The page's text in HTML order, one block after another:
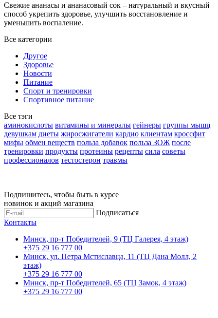
Свежие ананасы и ананасовый сок – натуральный и вкусный
способ укрепить здоровье, улучшить восстановление и
уменьшить воспаление.
Все категории
Другое
Здоровье
Новости
Питание
Спорт и тренировки
Спортивное питание
Все тэги
аминокислоты витамины и минералы гейнеры группы мышц
девушкам диеты жиросжигатели кардио клиентам кроссфит
мифы обмен веществ польза добавок польза ЗОЖ после
тренировки продукты протеины рецепты сила советы
профессионалов тестостерон травмы
Подпишитесь, чтобы быть в курсе
новинок и акций магазина
Подписаться
Контакты
Минск, пр-т Победителей, 9 (ТЦ Галерея, 4 этаж)
+375 29 16 777 00
Минск, ул. Петра Мстиславца, 11 (ТЦ Дана Молл, 2
этаж)
+375 29 16 777 00
Минск, пр-т Победителей, 65 (ТЦ Замок, 4 этаж)
+375 29 16 777 00